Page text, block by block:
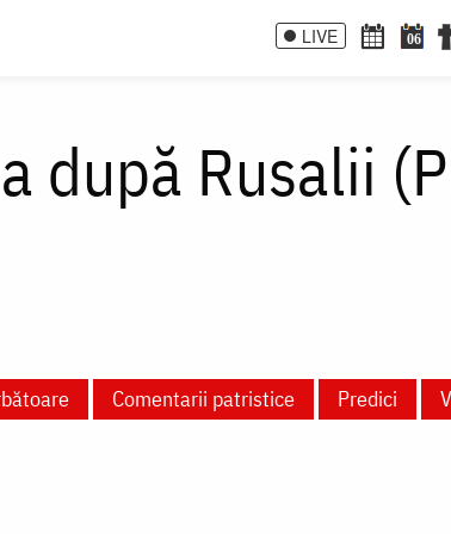
LIVE 06
după Rusalii
Comentarii patristice Predici